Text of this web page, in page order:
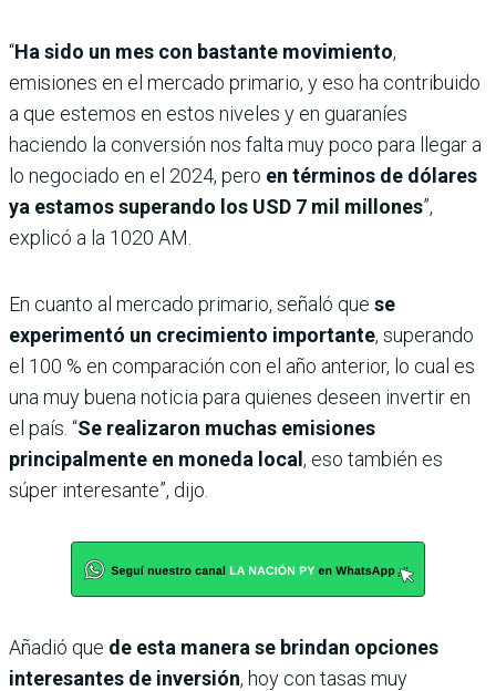
“Ha sido un mes con bastante movimiento,
emisiones en el mercado primario, y eso ha contribuido
a que estemos en estos niveles y en guaraníes
haciendo la conversión nos falta muy poco para llegar a
lo negociado en el 2024, pero en términos de dólares
ya estamos superando los USD 7 mil millones”,
explicó a la 1020 AM.
En cuanto al mercado primario, señaló que se
experimentó un crecimiento importante, superando
el 100 % en comparación con el año anterior, lo cual es
una muy buena noticia para quienes deseen invertir en
el país. “Se realizaron muchas emisiones
principalmente en moneda local , eso también es
súper interesante”, dijo.
Añadió que de esta manera se brindan opciones
interesantes de inversión, hoy con tasas muy